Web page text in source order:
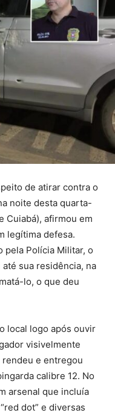
de atirar contra o
noite desta quarta-
Cuiabá), afirmou em
legítima defesa.
pela Polícia Militar, o
sua residência, na
lo, o que deu
local logo após ouvir
visivelmente
rendeu e entregou
calibre 12. No
arsenal que incluía
dot” e diversas